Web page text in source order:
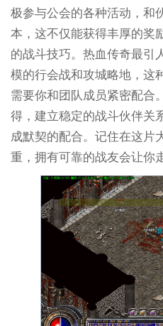
极参与公会的各种活动，和
本，这不仅能获得丰厚的奖
的战斗技巧。热血传奇最引
模的行会战和攻城略地，这
需要你和团队成员紧密配合
得，建立稳定的战斗伙伴关
成默契的配合。记住在这片
重，拥有可靠的战友会让你